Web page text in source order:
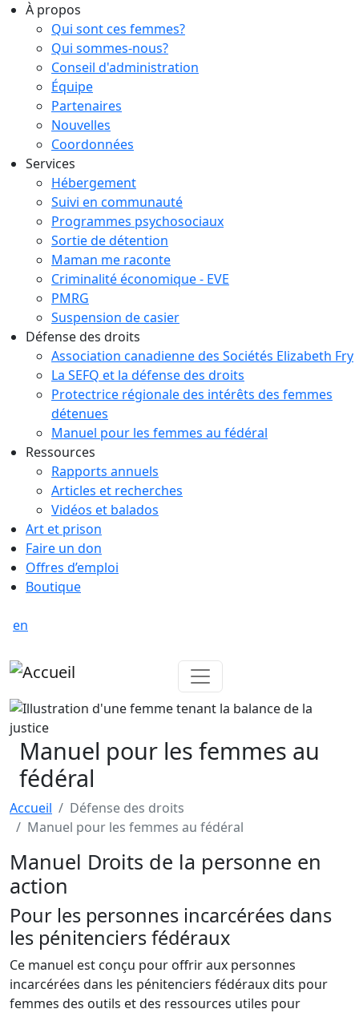
À propos
Qui sont ces femmes?
Qui sommes-nous?
Conseil d'administration
Équipe
Partenaires
Nouvelles
Coordonnées
Services
Hébergement
Suivi en communauté
Programmes psychosociaux
Sortie de détention
Maman me raconte
Criminalité économique - EVE
PMRG
Suspension de casier
Défense des droits
Association canadienne des Sociétés Elizabeth Fry
La SEFQ et la défense des droits
Protectrice régionale des intérêts des femmes
détenues
Manuel pour les femmes au fédéral
Ressources
Rapports annuels
Articles et recherches
Vidéos et balados
Art et prison
Faire un don
Offres d’emploi
Boutique
en
Manuel pour les femmes au
fédéral
Accueil
Défense des droits
Manuel pour les femmes au fédéral
Manuel Droits de la personne en
action
Pour les personnes incarcérées dans
les pénitenciers fédéraux
Ce manuel est conçu pour offrir aux personnes
incarcérées dans les pénitenciers fédéraux dits pour
femmes des outils et des ressources utiles pour